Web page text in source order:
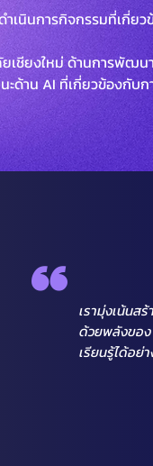
นินการกิจกรรมที่เกี่ย
ยงใหม่ ด้านการพัฒนา
น AI ที่เกี่ยวข้องกับก
เรามุ่งเน้นส
ด้วยพลังของ
เรียนรู้ได้อย่
"